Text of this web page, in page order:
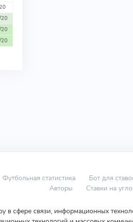
Футбольная статистика Бот для
Авторы
Ставки на
в сфере связи, информационных